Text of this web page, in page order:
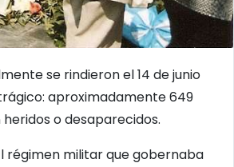
se rindieron el 14 de junio
aproximadamente 649
o desaparecidos.
régimen militar que gobernaba